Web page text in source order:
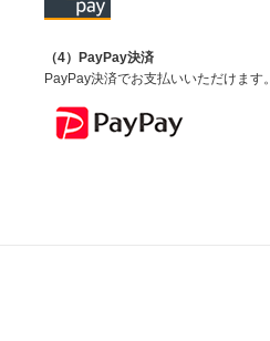
（4）PayPay決済
PayPay決済でお支払いいただけます。